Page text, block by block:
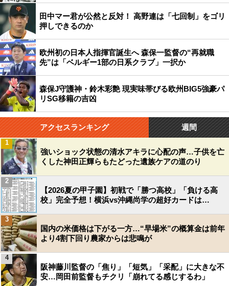
田中マー君が公然と反対！ 高野連は「七回制」をゴリ
押しできるのか
欧州初の日本人指揮官誕生へ 森保一監督の“再就職
先”は「ベルギー1部の日系クラブ」一択か
森保J守護神・鈴木彩艶 現実味帯びる欧州BIG5強豪パ
リSG移籍の吉凶
アクセスランキング 週間
強いショック状態の清水アキラに心配の声…子供を亡
くした神田正輝らもたどった遺族ケアの道のり
1
【2026夏の甲子園】初戦で「勝つ高校」「負ける高
校」完全予想！横浜vs沖縄尚学の超好カードは…
2
国内の米価格は下がる一方…“早場米”の概算金は前年
より4割下回り農家からは悲鳴が
3
阪神藤川監督の「焦り」「短気」「采配」に大きな不
安…岡田前監督もチクリ「崩れてる感じするわ」
4